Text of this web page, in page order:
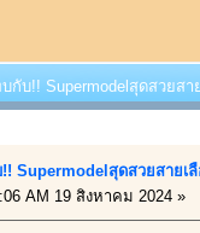
บ!! Supermodelสุดสวยส
Supermodelสุดสวยสายเ
AM 19 สิงหาคม 2024 »